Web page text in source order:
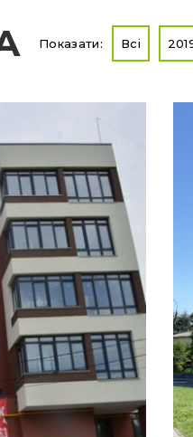
Показати: Всі